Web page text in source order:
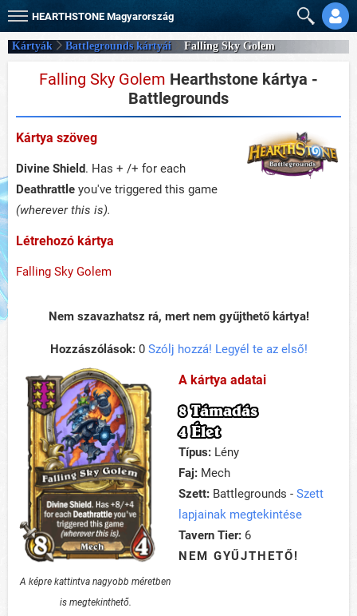
HEARTHSTONE Magyarország
Kártyák Battlegrounds kártyái Falling Sky Golem
Falling Sky Golem Hearthstone kártya -
Battlegrounds
Kártya szöveg
Divine Shield. Has + /+ for each
Deathrattle you've triggered this game
(wherever this is).
Létrehozó kártya
Falling Sky Golem
Nem szavazhatsz rá, mert nem gyűjthető kártya!
Hozzászólások:0 Szólj hozzá! Legyél te az első!
A képre kattintva nagyobb méretben
is megtekinthető.
A kártya adatai
8 Támadás
4 Élet
Típus: Lény
Faj: Mech
Szett: Battlegrounds - Szett
lapjainak megtekintése
Tavern Tier: 6
NEM GYŰJTHETŐ!